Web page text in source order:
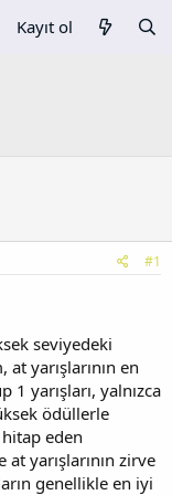
Kayıt ol
#1
seviyedeki
yarışlarının en
1 yarışları, yalnızca
ödüllerle
eden
yarışlarının zirve
genellikle en iyi